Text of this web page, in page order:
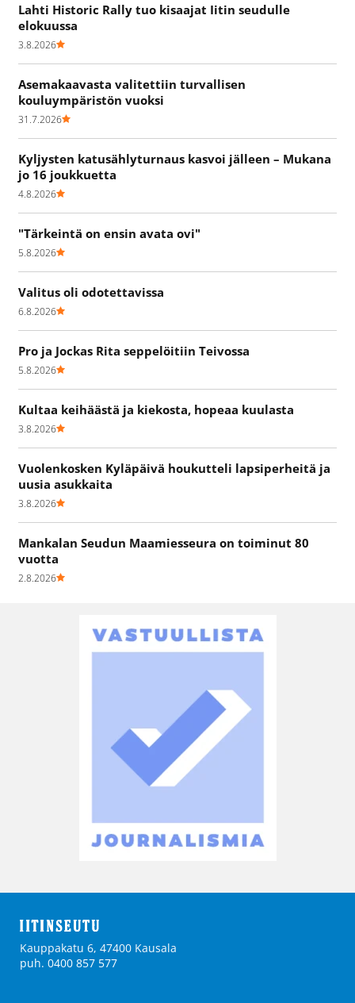
Lahti Historic Rally tuo kisaajat Iitin seudulle
elokuussa
3.8.2026
Asemakaavasta valitettiin turvallisen
kouluympäristön vuoksi
31.7.2026
Kyljysten katusählyturnaus kasvoi jälleen – Mukana
jo 16 joukkuetta
4.8.2026
"Tärkeintä on ensin avata ovi"
5.8.2026
Valitus oli odotettavissa
6.8.2026
Pro ja Jockas Rita seppelöitiin Teivossa
5.8.2026
Kultaa keihäästä ja kiekosta, hopeaa kuulasta
3.8.2026
Vuolenkosken Kyläpäivä houkutteli lapsiperheitä ja
uusia asukkaita
3.8.2026
Mankalan Seudun Maamiesseura on toiminut 80
vuotta
2.8.2026
Kauppakatu 6, 47400 Kausala
puh. 0400 857 577